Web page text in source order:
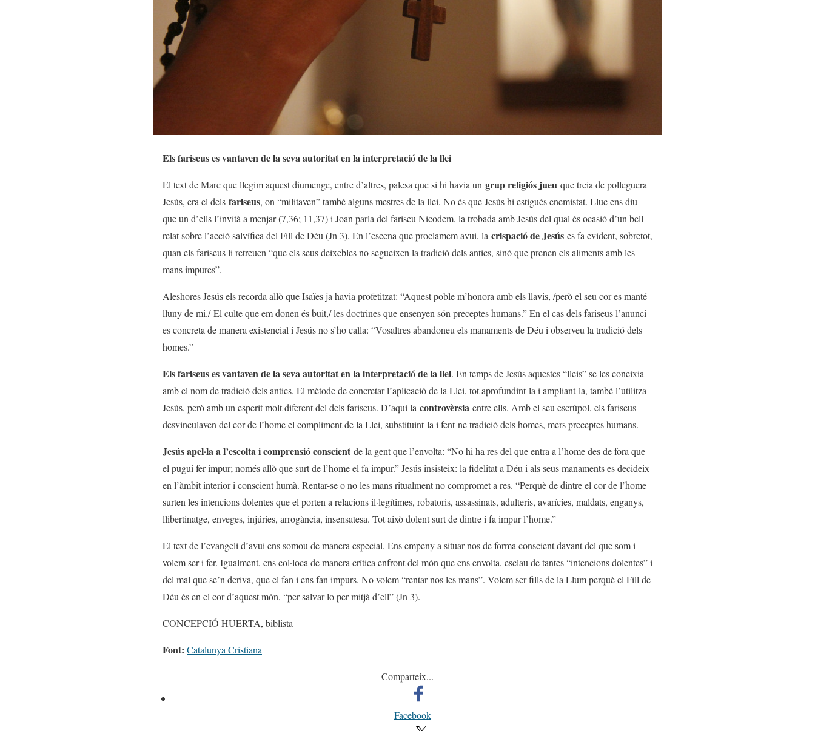
Els fariseus es vantaven de la seva autoritat en la interpretació de la llei
El text de Marc que llegim aquest diumenge, entre d’altres, palesa que si hi havia un grup religiós jueu que treia de polleguera
Jesús, era el dels fariseus, on “militaven” també alguns mestres de la llei. No és que Jesús hi estigués enemistat. Lluc ens diu
que un d’ells l’invità a menjar (7,36; 11,37) i Joan parla del fariseu Nicodem, la trobada amb Jesús del qual és ocasió d’un bell
relat sobre l’acció salvífica del Fill de Déu (Jn 3). En l’escena que proclamem avui, la crispació de Jesús es fa evident, sobretot,
quan els fariseus li retreuen “que els seus deixebles no segueixen la tradició dels antics, sinó que prenen els aliments amb les
mans impures”.
Aleshores Jesús els recorda allò que Isaïes ja havia profetitzat: “Aquest poble m’honora amb els llavis, /però el seu cor es manté
lluny de mi./ El culte que em donen és buit,/ les doctrines que ensenyen són preceptes humans.” En el cas dels fariseus l’anunci
es concreta de manera existencial i Jesús no s’ho calla: “Vosaltres abandoneu els manaments de Déu i observeu la tradició dels
homes.”
Els fariseus es vantaven de la seva autoritat en la interpretació de la llei. En temps de Jesús aquestes “lleis” se les coneixia
amb el nom de tradició dels antics. El mètode de concretar l’aplicació de la Llei, tot aprofundint-la i ampliant-la, també l’utilitza
Jesús, però amb un esperit molt diferent del dels fariseus. D’aquí la controvèrsia entre ells. Amb el seu escrúpol, els fariseus
desvinculaven del cor de l’home el compliment de la Llei, substituint-la i fent-ne tradició dels homes, mers preceptes humans.
Jesús apel·la a l’escolta i comprensió conscient de la gent que l’envolta: “No hi ha res del que entra a l’home des de fora que
el pugui fer impur; només allò que surt de l’home el fa impur.” Jesús insisteix: la fidelitat a Déu i als seus manaments es decideix
en l’àmbit interior i conscient humà. Rentar-se o no les mans ritualment no compromet a res. “Perquè de dintre el cor de l’home
surten les intencions dolentes que el porten a relacions il·legítimes, robatoris, assassinats, adulteris, avarícies, maldats, enganys,
llibertinatge, enveges, injúries, arrogància, insensatesa. Tot això dolent surt de dintre i fa impur l’home.”
El text de l’evangeli d’avui ens somou de manera especial. Ens empeny a situar-nos de forma conscient davant del que som i
volem ser i fer. Igualment, ens col·loca de manera crítica enfront del món que ens envolta, esclau de tantes “intencions dolentes” i
del mal que se’n deriva, que el fan i ens fan impurs. No volem “rentar-nos les mans”. Volem ser fills de la Llum perquè el Fill de
Déu és en el cor d’aquest món, “per salvar-lo per mitjà d’ell” (Jn 3).
CONCEPCIÓ HUERTA, biblista
Font: Catalunya Cristiana
Comparteix...
Facebook